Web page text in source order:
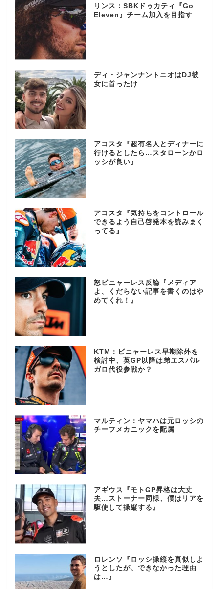
リンス：SBKドゥカティ『Go
Eleven』チーム加入を目指す
ディ・ジャンナントニオはDJ彼
女に首ったけ
アコスタ『超有名人とディナーに
行けるとしたら…スタローンかロ
ッシが良い』
アコスタ『気持ちをコントロール
できるよう自己啓発本を読みまく
ってる』
怒ビニャーレス反論『メディア
よ、くだらない記事を書くのはや
めてくれ！』
KTM：ビニャーレス早期除外を
検討中、英GP以降は弟エスパル
ガロ代役参戦か？
マルティン：ヤマハは元ロッシの
チーフメカニックを配属
アギウス『モトGP昇格は大丈
夫…ストーナー同様、僕はリアを
駆使して操縦する』
ロレンソ『ロッシ操縦を真似しよ
うとしたが、できなかった理由
は…』